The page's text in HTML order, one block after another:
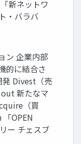
新ネットワ
・バラバ
ン 企業内部
的に結合さ
発 Divest（売
新たなマ
（買
OPEN
ー チェスブ